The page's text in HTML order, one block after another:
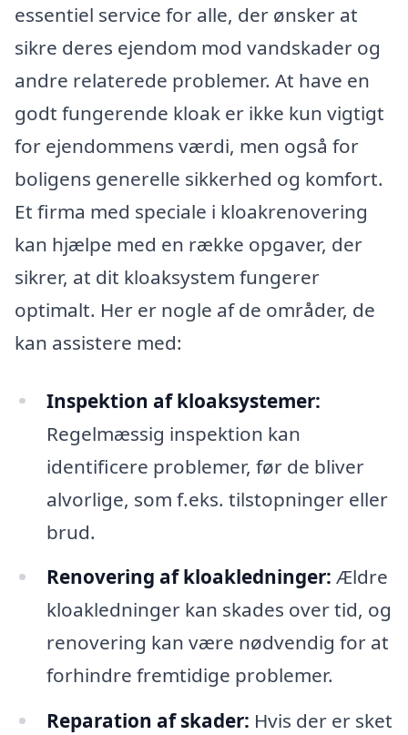
essentiel service for alle, der ønsker at
sikre deres ejendom mod vandskader og
andre relaterede problemer. At have en
godt fungerende kloak er ikke kun vigtigt
for ejendommens værdi, men også for
boligens generelle sikkerhed og komfort.
Et firma med speciale i kloakrenovering
kan hjælpe med en række opgaver, der
sikrer, at dit kloaksystem fungerer
optimalt. Her er nogle af de områder, de
kan assistere med:
Inspektion af kloaksystemer:
Regelmæssig inspektion kan
identificere problemer, før de bliver
alvorlige, som f.eks. tilstopninger eller
brud.
Renovering af kloakledninger: Ældre
kloakledninger kan skades over tid, og
renovering kan være nødvendig for at
forhindre fremtidige problemer.
Reparation af skader: Hvis der er sket